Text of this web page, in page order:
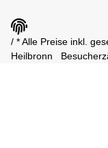
/ * Alle Preise inkl.
Heilbronn